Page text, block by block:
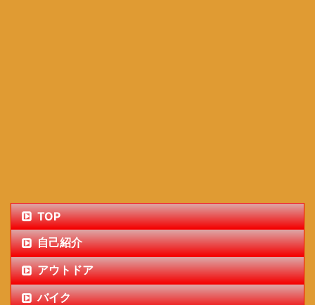
TOP
自己紹介
アウトドア
バイク